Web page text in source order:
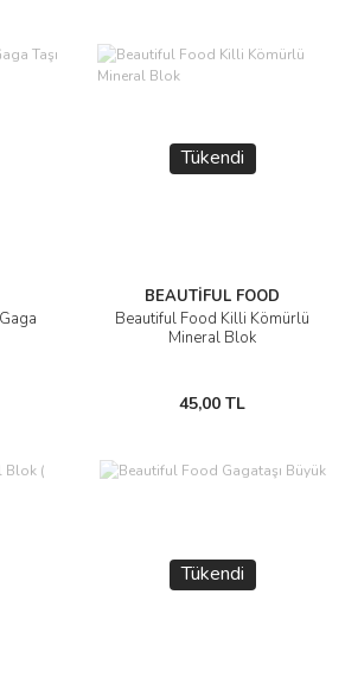
Tükendi
BEAUTİFUL FOOD
Beautiful Food Killi Kömürlü
Mineral Blok
45,00 TL
Tükendi